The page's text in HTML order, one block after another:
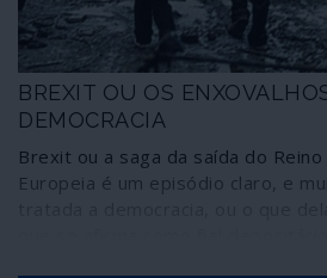
BREXIT OU OS
DEMOCRACIA
Brexit ou a saga da saída do
Europeia é um episódio claro, e